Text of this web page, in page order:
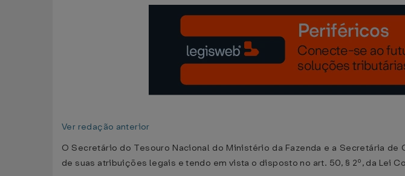
Ver redação anterior
O Secretário do Tesouro Nacional do Ministério da Fazenda e a Secretária
de suas atribuições legais e tendo em vista o disposto no art. 50, § 2º, da Lei